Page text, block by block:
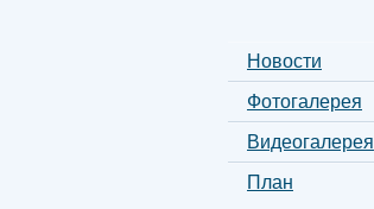
Новости
Фотогалерея
Видеогалерея
План